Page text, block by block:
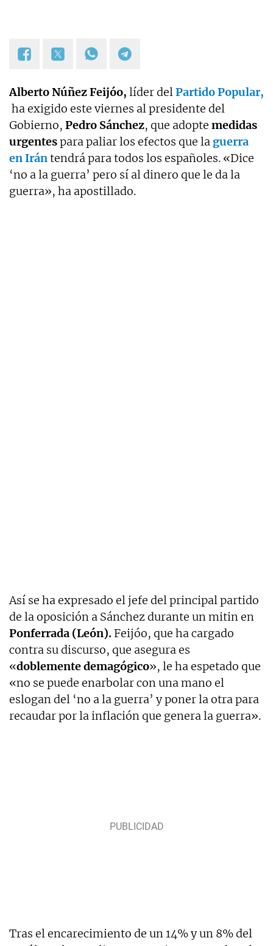
Alberto Núñez Feijóo, líder delPartido Popular,
ha exigido este viernes al presidente del
Gobierno, Pedro Sánchez, que adopte medidas
urgentespara paliar los efectos que la guerra
en Irántendrá para todos los españoles. «Dice
‘no a la guerra’ pero sí al dinero que le da la
guerra», ha apostillado.
Así se ha expresado el jefe del principal partido
de la oposición a Sánchez durante un mitin en
Ponferrada (León).Feijóo, que ha cargado
contra su discurso, que asegura es
«doblemente demagógico», le ha espetado que
«no se puede enarbolar con una mano el
eslogan del ‘no a la guerra’ y poner la otra para
recaudar por la inflación que genera la guerra».
Tras el encarecimiento de un 14% y un 8% del